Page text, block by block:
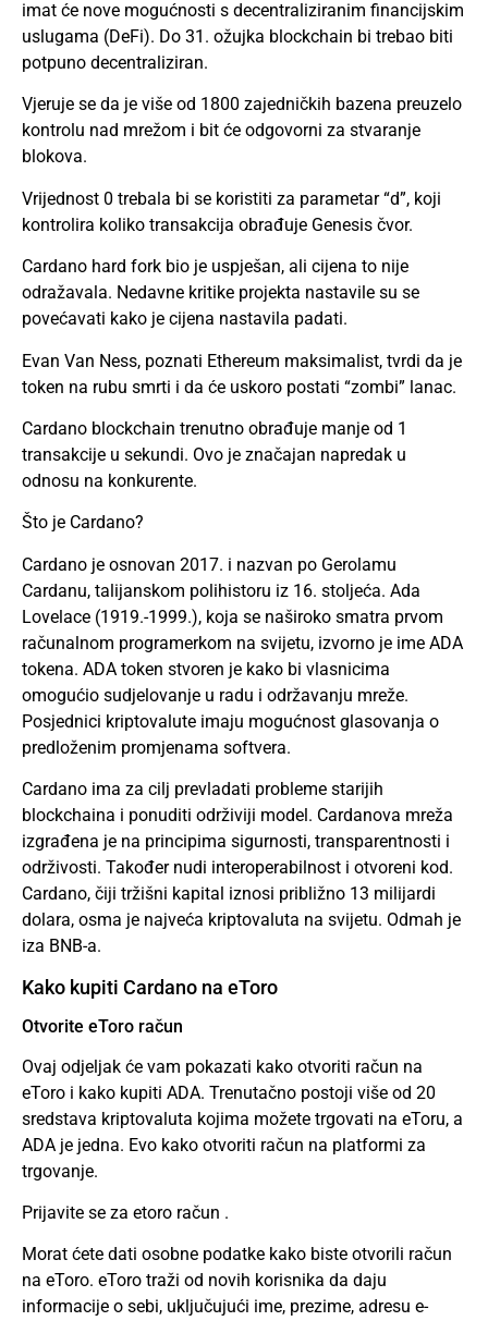
imat će nove mogućnosti s decentraliziranim financijskim
uslugama (DeFi). Do 31. ožujka blockchain bi trebao biti
potpuno decentraliziran.
Vjeruje se da je više od 1800 zajedničkih bazena preuzelo
kontrolu nad mrežom i bit će odgovorni za stvaranje
blokova.
Vrijednost 0 trebala bi se koristiti za parametar “d”, koji
kontrolira koliko transakcija obrađuje Genesis čvor.
Cardano hard fork bio je uspješan, ali cijena to nije
odražavala. Nedavne kritike projekta nastavile su se
povećavati kako je cijena nastavila padati.
Evan Van Ness, poznati Ethereum maksimalist, tvrdi da je
token na rubu smrti i da će uskoro postati “zombi” lanac.
Cardano blockchain trenutno obrađuje manje od 1
transakcije u sekundi. Ovo je značajan napredak u
odnosu na konkurente.
Što je Cardano?
Cardano je osnovan 2017. i nazvan po Gerolamu
Cardanu, talijanskom polihistoru iz 16. stoljeća. Ada
Lovelace (1919.-1999.), koja se naširoko smatra prvom
računalnom programerkom na svijetu, izvorno je ime ADA
tokena. ADA token stvoren je kako bi vlasnicima
omogućio sudjelovanje u radu i održavanju mreže.
Posjednici kriptovalute imaju mogućnost glasovanja o
predloženim promjenama softvera.
Cardano ima za cilj prevladati probleme starijih
blockchaina i ponuditi održiviji model. Cardanova mreža
izgrađena je na principima sigurnosti, transparentnosti i
održivosti. Također nudi interoperabilnost i otvoreni kod.
Cardano, čiji tržišni kapital iznosi približno 13 milijardi
dolara, osma je najveća kriptovaluta na svijetu. Odmah je
iza BNB-a.
Kako kupiti Cardano na eToro
Otvorite eToro račun
Ovaj odjeljak će vam pokazati kako otvoriti račun na
eToro i kako kupiti ADA. Trenutačno postoji više od 20
sredstava kriptovaluta kojima možete trgovati na eToru, a
ADA je jedna. Evo kako otvoriti račun na platformi za
trgovanje.
Prijavite se za etoro račun .
Morat ćete dati osobne podatke kako biste otvorili račun
na eToro. eToro traži od novih korisnika da daju
informacije o sebi, uključujući ime, prezime, adresu e-